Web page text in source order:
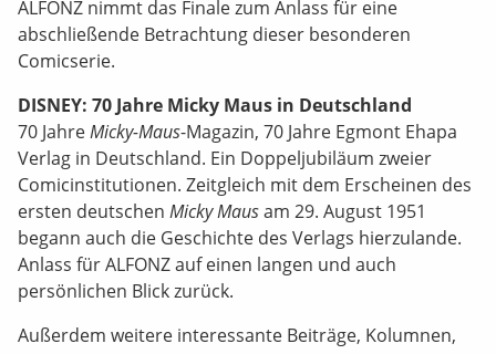
ALFONZ nimmt das Finale zum Anlass für eine
abschließende Betrachtung dieser besonderen
Comicserie.
DISNEY: 70 Jahre Micky Maus in Deutschland
70 JahreMicky-Maus-Magazin, 70 Jahre Egmont Ehapa
Verlag in Deutschland. Ein Doppeljubiläum zweier
Comicinstitutionen. Zeitgleich mit dem Erscheinen des
ersten deutschen Micky Mausam 29. August 1951
begann auch die Geschichte des Verlags hierzulande.
Anlass für ALFONZ auf einen langen und auch
persönlichen Blick zurück.
Außerdem weitere interessante Beiträge, Kolumnen,